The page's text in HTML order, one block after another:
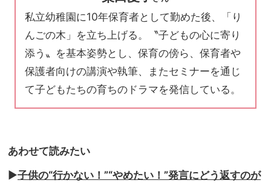
私立幼稚園に10年保育者として勤めた後、「り
んごの木」を立ち上げる。〝子どもの心に寄り
添う〟を基本姿勢とし、保育の傍ら、保育者や
保護者向けの講演や執筆、またセミナーを通じ
て子どもたちの育ちのドラマを発信している。
あわせて読みたい
▶︎子供の“行かない！ ”“やめたい！ ”発言にどう返すのが